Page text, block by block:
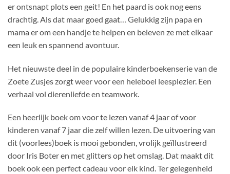
er ontsnapt plots een geit! En het paard is ook nog eens
drachtig. Als dat maar goed gaat… Gelukkig zijn papa en
mama er om een handje te helpen en beleven ze met elkaar
een leuk en spannend avontuur.
Het nieuwste deel in de populaire kinderboekenserie van de
Zoete Zusjes zorgt weer voor een heleboel leesplezier. Een
verhaal vol dierenliefde en teamwork.
Een heerlijk boek om voor te lezen vanaf 4 jaar of voor
kinderen vanaf 7 jaar die zelf willen lezen. De uitvoering van
dit (voorlees)boek is mooi gebonden, vrolijk geïllustreerd
door Iris Boter en met glitters op het omslag. Dat maakt dit
boek ook een perfect cadeau voor elk kind. Ter gelegenheid